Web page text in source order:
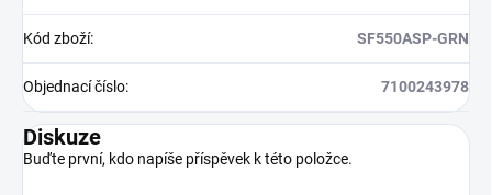
Kód zboží: SF550ASP-GRN
Objednací číslo: 7100243978
Diskuze
Buďte první, kdo napíše příspěvek k této položce.